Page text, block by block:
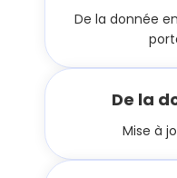
De la donnée
De la
Mise à